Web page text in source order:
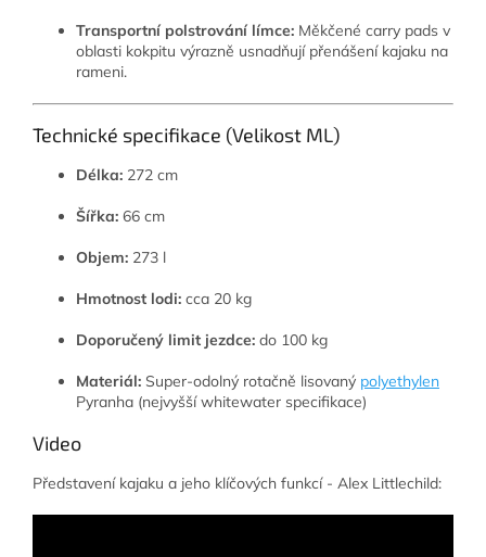
Transportní polstrování límce: Měkčené carry pads v
oblasti kokpitu výrazně usnadňují přenášení kajaku na
rameni.
Technické specifikace (Velikost ML)
Délka: 272 cm
Šířka: 66 cm
Objem: 273 l
Hmotnost lodi: cca 20 kg
Doporučený limit jezdce: do 100 kg
Materiál: Super-odolný rotačně lisovaný polyethylen
Pyranha (nejvyšší whitewater specifikace)
Video
Představení kajaku a jeho klíčových funkcí - Alex Littlechild: